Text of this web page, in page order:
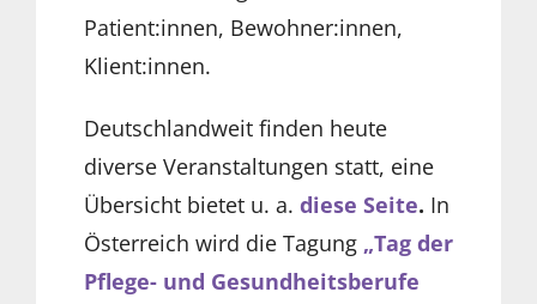
Patient:innen, Bewohner:innen,
Klient:innen.
Deutschlandweit finden heute
diverse Veranstaltungen statt, eine
Übersicht bietet u. a. diese Seite. In
Österreich wird die Tagung „Tag der
Pflege- und Gesundheitsberufe